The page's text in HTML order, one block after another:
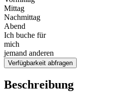
Mittag
Nachmittag
Abend
Ich buche für
mich
jemand anderen
Verfügbarkeit abfragen
Beschreibung